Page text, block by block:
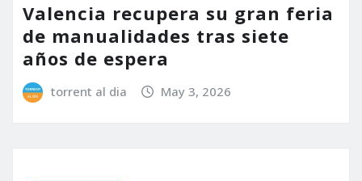
Valencia recupera su gran feria
de manualidades tras siete
años de espera
torrent al dia May 3, 2026